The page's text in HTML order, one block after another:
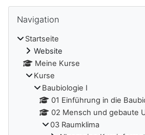
Navigation
Startseite
Website
Meine Kurse
Kurse
Baubiologie I
01 Einführung in die
02 Mensch und gebaute
03 Raumklima